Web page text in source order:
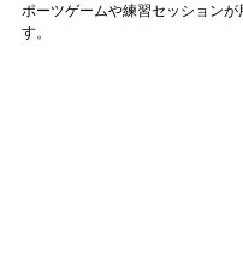
ポーツゲームや練習セッションが
す。